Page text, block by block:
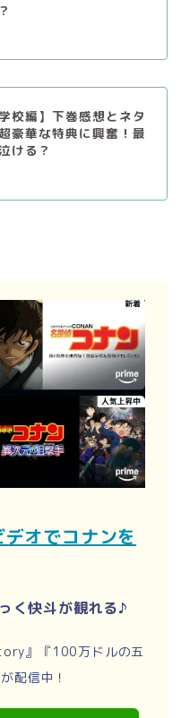
校編】下巻感想とネタ
豪華な特典に興奮！最
ける？
オでコナンを
く快斗が観れる♪
』『100万ドルの五
配信中！